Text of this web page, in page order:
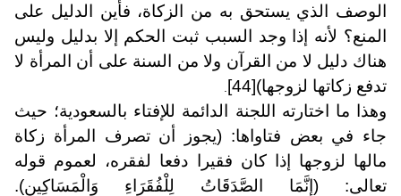
الوصف الذي يستحق به من الزكاة، فأين الدليل على
المنع؟ لأنه إذا وجد السبب ثبت الحكم إلا بدليل وليس
هناك دليل لا من القرآن ولا من السنة على أن المرأة لا
تدفع زكاتها لزوجها)[44]
وهذا ما اختارته اللجنة الدائمة للإفتاء بالسعودية؛ حيث
جاء في بعض فتاواها: (يجوز أن تصرف المرأة زكاة
مالها لزوجها إذا كان فقيرا دفعا لفقره، لعموم قوله
تعالى: (إِنَّمَا الصَّدَقَاتُ لِلْفُقَرَاءِ وَالْمَسَاكِينِ).